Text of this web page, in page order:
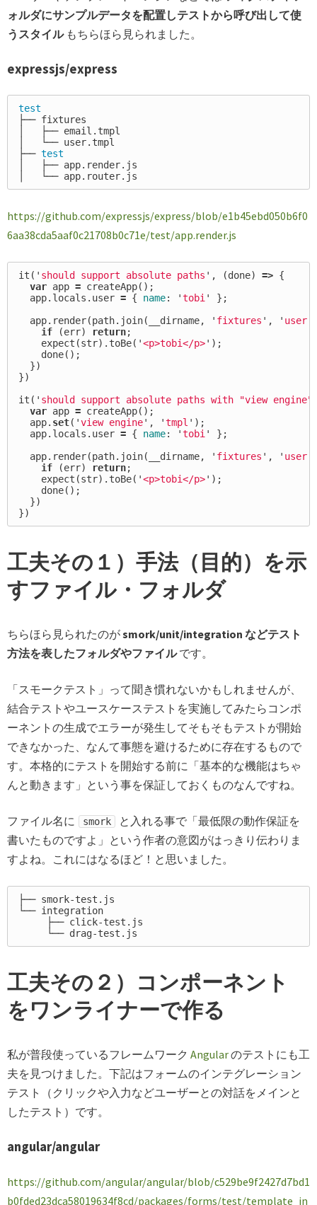
ォルダにサンプルデータを配置しテストから呼び出して使
うスタイルもちらほら見られました。
expressjs/express
test
├── fixtures
│   ├── email.tmpl
│   └── user.tmpl
├── test
│   ├── app.render.js
https://github.com/expressjs/express/blob/e1b45ebd050b6f0
6aa38cda5aaf0c21708b0c71e/test/app.render.js
it ( ' should support absolute paths ' , (done) => {
var app = createApp();
app. locals . user = { name: 'tobi'
};
app. render(path. join( __dirname, ' fixtures ' , '
if
(err) return;
expect (str). toBe( '<p>tobi</p>' );
done();
})
})
it ( ' should support absolute paths with "view engine"
var app = createApp();
app. set( 'view engine' , 'tmpl ' );
app. locals . user = { name: 'tobi'
};
app. render(path. join( __dirname, ' fixtures ' , ' user
if
(err) return;
expect (str). toBe( '<p>tobi</p>' );
done();
})
})
工夫その１）手法（目的）を示
すファイル・フォルダ
ちらほら見られたのがsmork/unit/integration などテスト
方法を表したフォルダやファイルです。
「スモークテスト」って聞き慣れないかもしれませんが、
結合テストやユースケーステストを実施してみたらコンポ
ーネントの生成でエラーが発生してそもそもテストが開始
できなかった、なんて事態を避けるために存在するもので
す。本格的にテストを開始する前に「基本的な機能はちゃ
んと動きます」という事を保証しておくものなんですね。
ファイル名に smork
と入れる事で「最低限の動作保証を
書いたものですよ」という作者の意図がはっきり伝わりま
すよね。これにはなるほど！と思いました。
├── smork-test.js
└── integration
     ├── click-test.js
工夫その２）コンポーネント
をワンライナーで作る
私が普段使っているフレームワーク Angularのテストにも工
夫を見つけました。下記はフォームのインテグレーション
テスト（クリックや入力などユーザーとの対話をメインと
したテスト）です。
angular/angular
https://github.com/angular/angular/blob/c529be9f2427d7bd1
b0fded23dca58019634f8cd/packages/forms/test/template_in